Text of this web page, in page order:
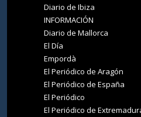
Diario de Ibiza
INFORMACIÓN
Diario de Mallorca
El Día
Empordà
El Periódico de Aragón
El Periódico de España
El Periódico
El Periódico de